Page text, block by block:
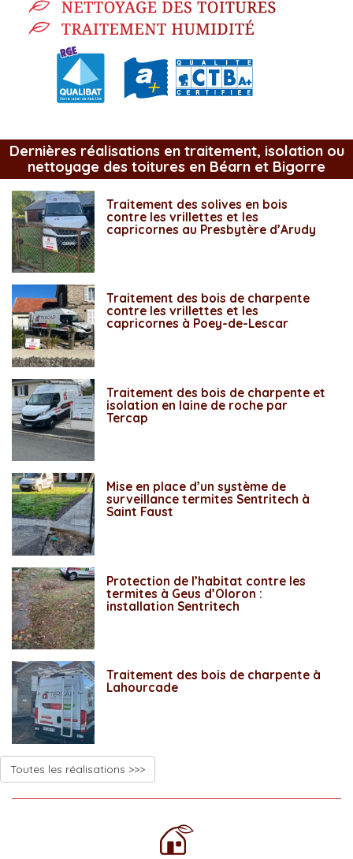
Dernières réalisations en traitement, isolation ou
nettoyage des toitures en Béarn et Bigorre
Traitement des solives en bois
contre les vrillettes et les
capricornes au Presbytère d’Arudy
Traitement des bois de charpente
contre les vrillettes et les
capricornes à Poey-de-Lescar
Traitement des bois de charpente et
isolation en laine de roche par
Tercap
Mise en place d’un système de
surveillance termites Sentritech à
Saint Faust
Protection de l’habitat contre les
termites à Geus d’Oloron :
installation Sentritech
Traitement des bois de charpente à
Lahourcade
Toutes les réalisations >>>